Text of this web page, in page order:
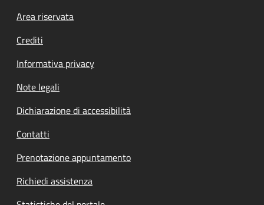
Footer menu
Area riservata
Crediti
Informativa privacy
Note legali
Dichiarazione di accessibilità
Contatti
Prenotazione appuntamento
Richiedi assistenza